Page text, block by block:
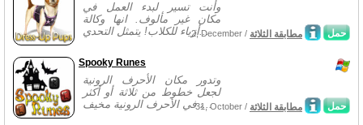
وأنت تسير لبدء العمل في
مكان غير مألوف. انها وكالة
أزياء للكلاب! يتمثل التحدي...
حمل 2, December / مطابقة الثلاثة
Spooky Runes
وتدور مكان الأحرف الرونية
لجعل خطوط من ثلاثة أو أكثر
في الأحرف الرونية مخيف ،...
حمل 31, October / مطابقة الثلاثة